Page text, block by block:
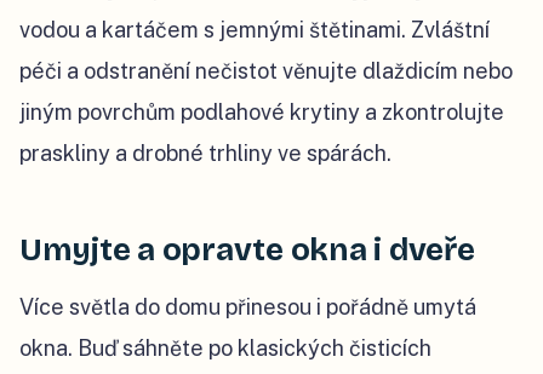
vodou a kartáčem s jemnými štětinami. Zvláštní
péči a odstranění nečistot věnujte dlaždicím nebo
jiným povrchům podlahové krytiny a zkontrolujte
praskliny a drobné trhliny ve spárách.
Umyjte a opravte okna i dveře
Více světla do domu přinesou i pořádně umytá
okna. Buď sáhněte po klasických čisticích